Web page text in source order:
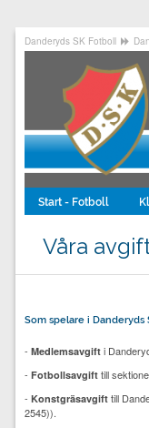
Danderyds SK Fotboll
Start - Fotboll
Våra
Som spelare i
- Medlemsavgift i
- Fotbollsavgift till
- Konstgräsavgift till
2545)).